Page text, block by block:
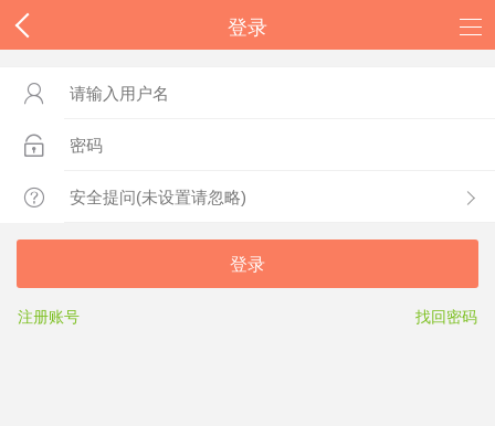
登录



登录
注册账号 找回密码